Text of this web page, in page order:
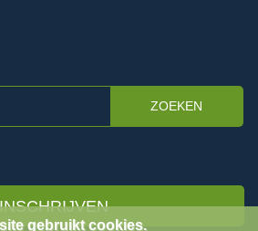
ZOEKEN
INSCHRIJVEN
site gebruikt cookies.